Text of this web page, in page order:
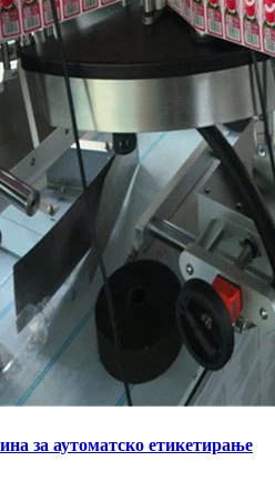
за аутоматско етикетирање